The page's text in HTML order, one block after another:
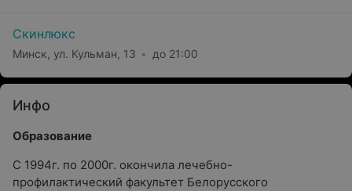
Скинлюкс
Минск, ул. Кульман, 13 до 21:00
Инфо
Образование
С 1994г. по 2000г. окончила лечебно-
профилактический факультет Белорусского